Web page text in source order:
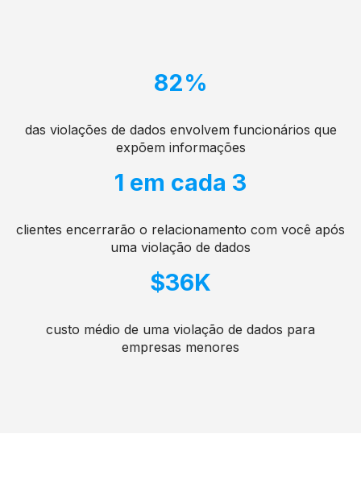
82%
das violações de dados envolvem funcionários que
expõem informações
1 em cada 3
clientes encerrarão o relacionamento com você após
uma violação de dados
$36K
custo médio de uma violação de dados para
empresas menores